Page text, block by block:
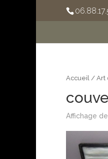
Accueil / Art
Affichage